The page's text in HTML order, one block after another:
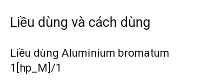
Liều dùng và cách dùng
Liều dùng Aluminium bromatum
1[hp_M]/1